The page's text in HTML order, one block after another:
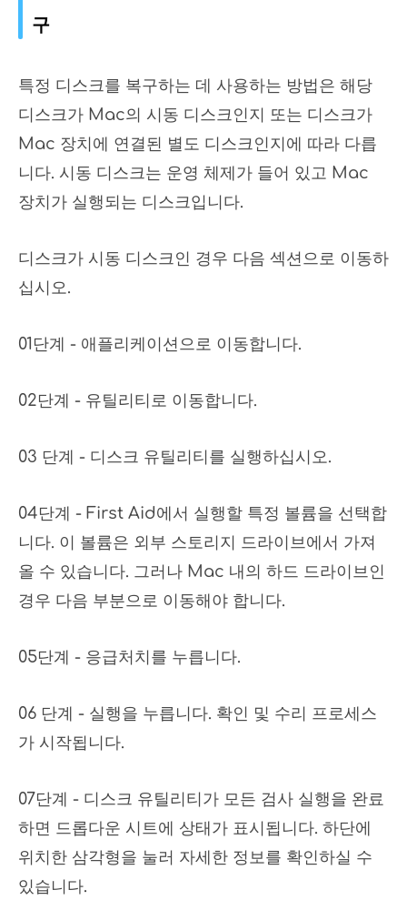
구
특정 디스크를 복구하는 데 사용하는 방법은 해당
디스크가 Mac의 시동 디스크인지 또는 디스크가
Mac 장치에 연결된 별도 디스크인지에 따라 다릅
니다. 시동 디스크는 운영 체제가 들어 있고 Mac
장치가 실행되는 디스크입니다.
디스크가 시동 디스크인 경우 다음 섹션으로 이동하
십시오.
01단계 - 애플리케이션으로 이동합니다.
02단계 - 유틸리티로 이동합니다.
03 단계 - 디스크 유틸리티를 실행하십시오.
04단계 - First Aid에서 실행할 특정 볼륨을 선택합
니다. 이 볼륨은 외부 스토리지 드라이브에서 가져
올 수 있습니다. 그러나 Mac 내의 하드 드라이브인
경우 다음 부분으로 이동해야 합니다.
05단계 - 응급처치를 누릅니다.
06 단계 - 실행을 누릅니다. 확인 및 수리 프로세스
가 시작됩니다.
07단계 - 디스크 유틸리티가 모든 검사 실행을 완료
하면 드롭다운 시트에 상태가 표시됩니다. 하단에
위치한 삼각형을 눌러 자세한 정보를 확인하실 수
있습니다.